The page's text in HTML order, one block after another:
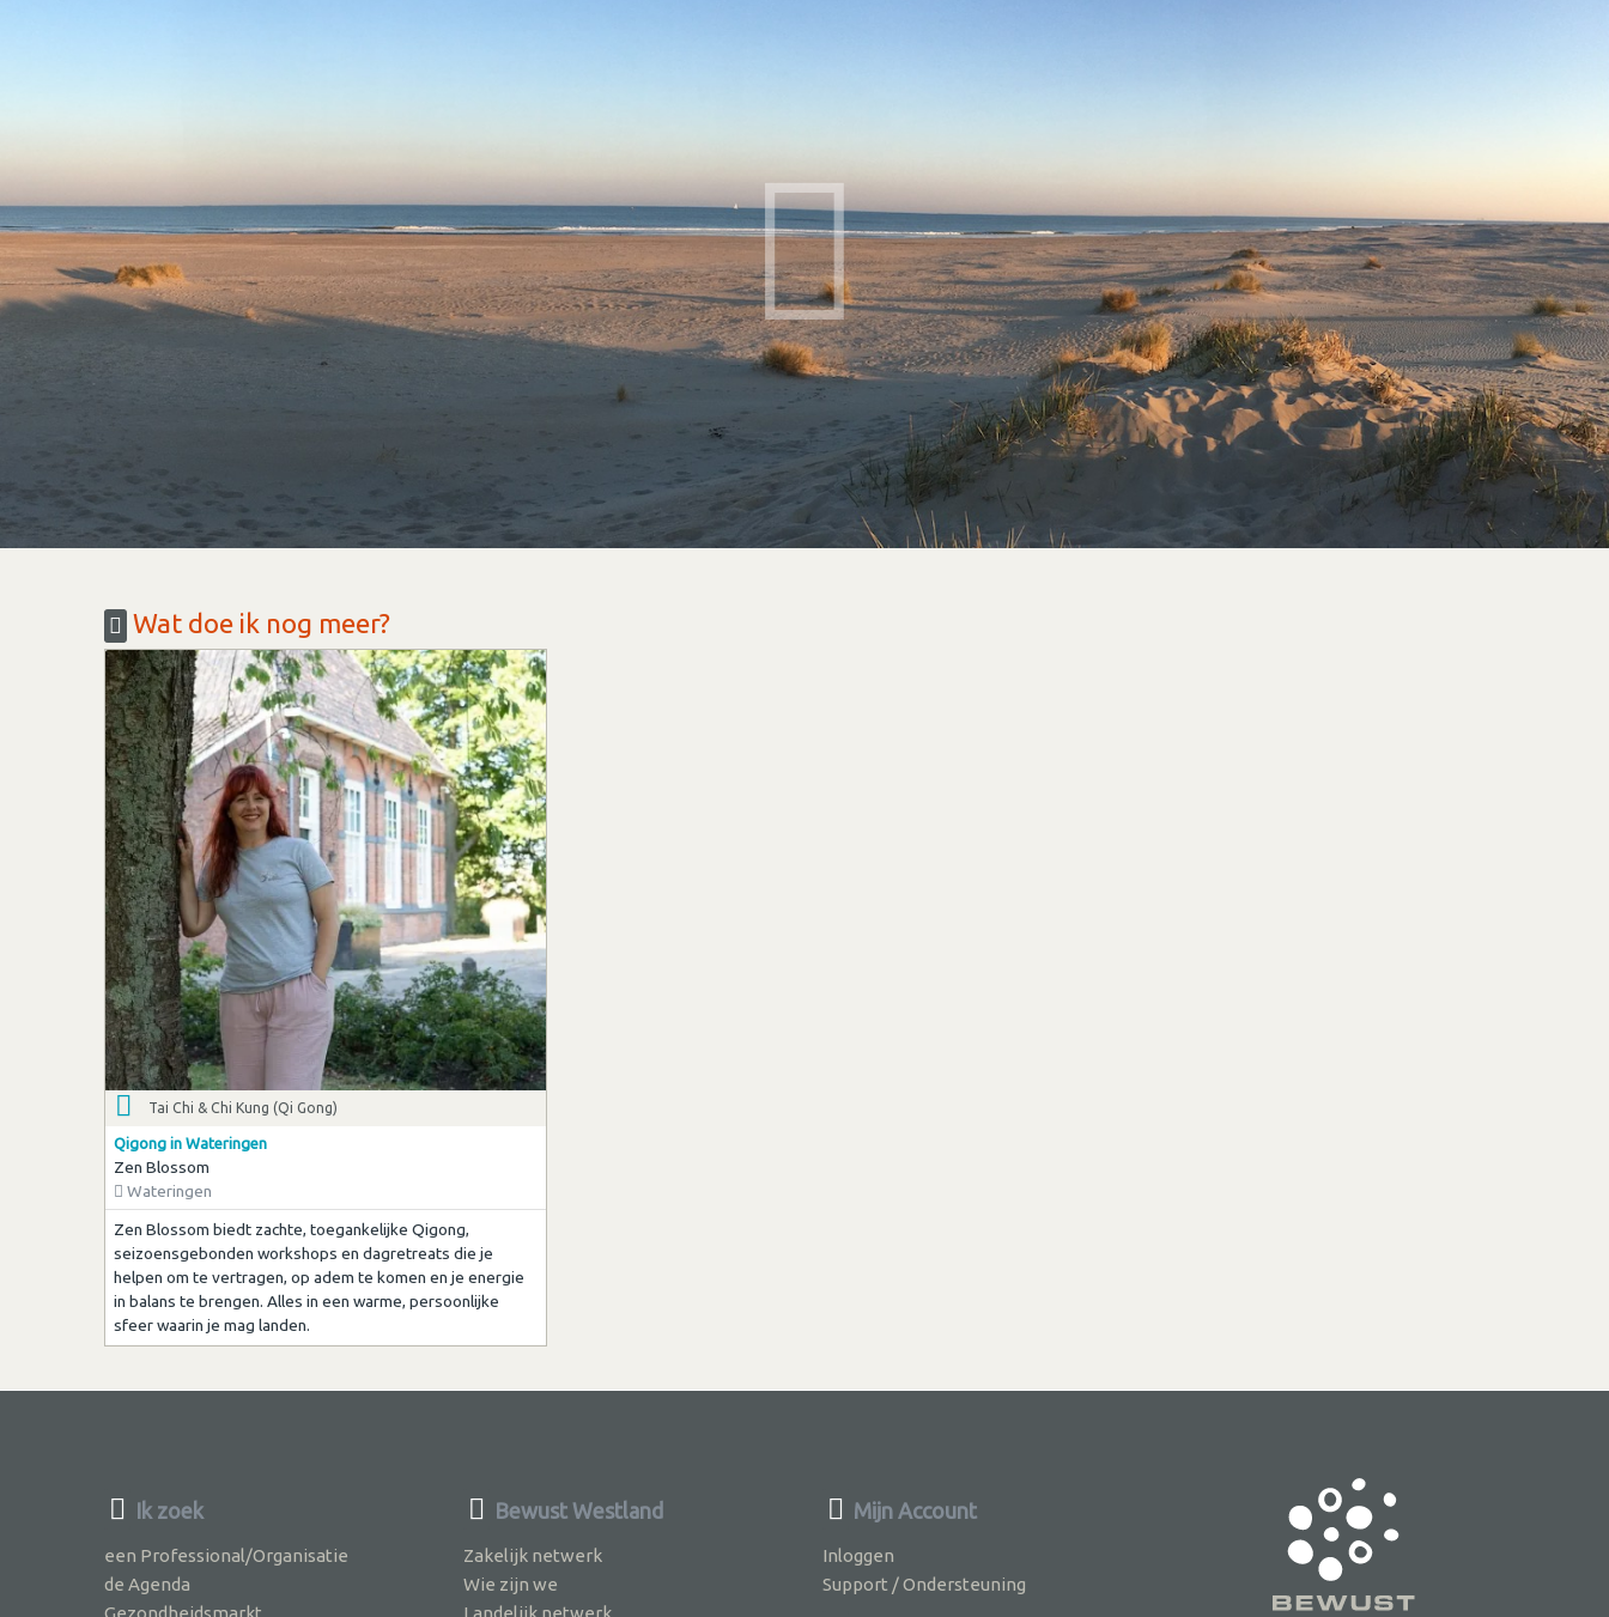
Wat doe ik nog meer?
Tai Chi & Chi Kung (Qi Gong)
Qigong in Wateringen
Zen Blossom
Wateringen
Zen Blossom biedt zachte, toegankelijke Qigong,
seizoensgebonden workshops en dagretreats die je
helpen om te vertragen, op adem te komen en je energie
in balans te brengen. Alles in een warme, persoonlijke
sfeer waarin je mag landen.
Ik zoek
een Professional/Organisatie
de Agenda
Gezondheidsmarkt
Bewust Westland
Zakelijk netwerk
Wie zijn we
Landelijk netwerk
Mijn Account
Inloggen
Support / Ondersteuning